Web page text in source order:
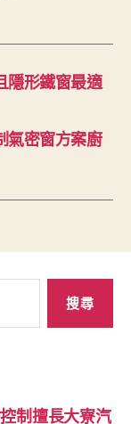
隱形鐵窗最適
氣密窗方案廚
制擅長大寮汽